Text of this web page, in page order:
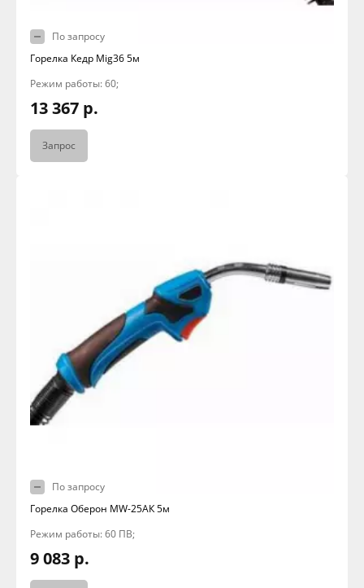
По запросу
Горелка Кедр Mig36 5м
Режим работы: 60;
13 367 р.
Запрос
По запросу
Горелка Оберон МW-25АК 5м
Режим работы: 60 ПВ;
9 083 р.